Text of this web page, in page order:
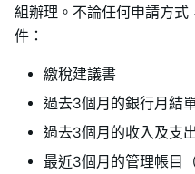
組辦理。不論任何申請方
件：
繳稅建議書
過去3個月的銀行月結
過去3個月的收入及支
最近3個月的管理帳目